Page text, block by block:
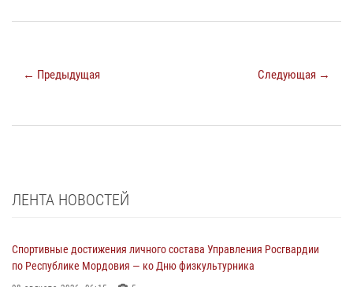
← Предыдущая Следующая →
ЛЕНТА НОВОСТЕЙ
Спортивные достижения личного состава Управления Росгвардии
по Республике Мордовия — ко Дню физкультурника